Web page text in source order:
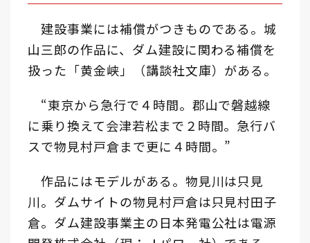
建設事業には補償がつきものである。城
山三郎の作品に、ダム建設に関わる補償を
扱った「黄金峡」（講談社文庫）がある。
“東京から急行で４時間。郡山で磐越線
に乗り換えて会津若松まで２時間。急行バ
スで物見村戸倉まで更に４時間。”
作品にはモデルがある。物見川は只見
川。ダムサイトの物見村戸倉は只見村田子
倉。ダム建設事業主の日本発電公社は電源